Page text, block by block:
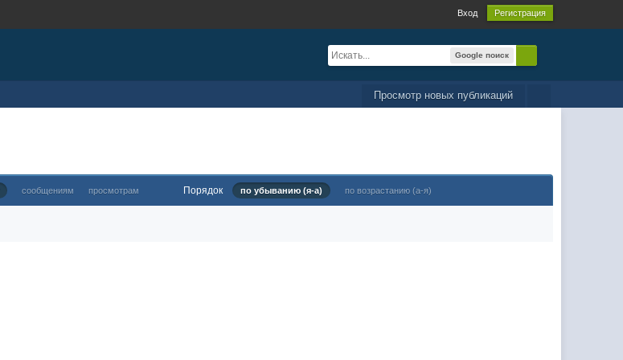
Вход Регистрация
Google поиск
Просмотр новых публикаций
сообщениям просмотрам Порядок по убыванию (я-а) по возрастанию (а-я)